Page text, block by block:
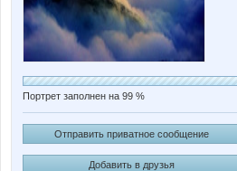
Портрет заполнен на 99 %
Отправить приватное сообщение
Добавить в друзья